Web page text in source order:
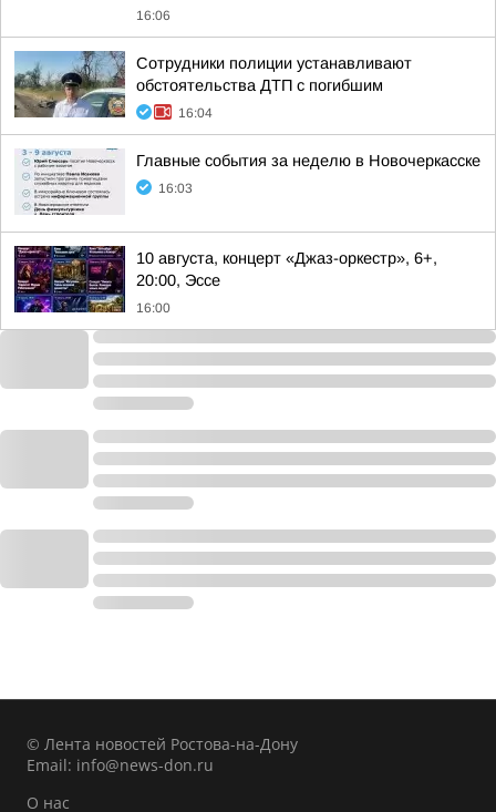
16:06
Сотрудники полиции устанавливают
обстоятельства ДТП с погибшим
16:04
Главные события за неделю в Новочеркасске
16:03
10 августа, концерт «Джаз-оркестр», 6+,
20:00, Эссе
16:00
© Лента новостей Ростова-на-Дону
Email: info@news-don.ru
О нас